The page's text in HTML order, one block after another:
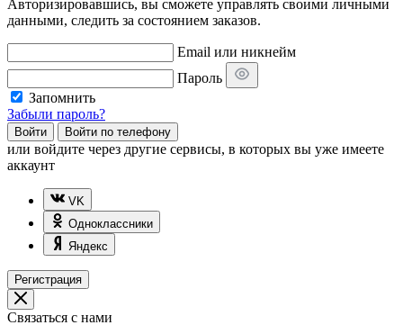
Авторизировавшись, вы сможете управлять своими личными
данными, следить за состоянием заказов.
Email или никнейм
Пароль
Запомнить
Забыли пароль?
Войти Войти по телефону
или войдите через другие сервисы, в которых вы уже имеете
аккаунт
VK
Одноклассники
Яндекс
Регистрация
Связаться с нами